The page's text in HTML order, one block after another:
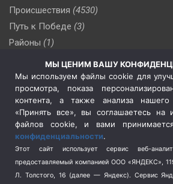
Происшествия (4530)
Путь к Победе (3)
Районы (1)
(510)
Сельское хозяйство (3)
Социальная политика
(3)
Спецоперация в Украине
Спецоперация на Украине
(404)
Спорт (740)
Терроризм (1)
МЫ ЦЕНИМ ВАШУ
Мы используем файлы cookie для
просмотра, показа
контента, а также анализа
«Принять все», вы соглашаетесь на
файлов cookie, и вами
конфиденциальности.
Этот сайт использует сервис веб-
предоставляемый компанией ООО «ЯНДЕКС»,
Л. Толстого, 16 (далее — Яндекс). Сервис